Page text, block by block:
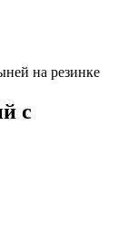
на резинке
с